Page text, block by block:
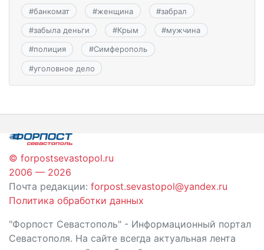
#банкомат #женщина #забрал
#забыла деньги #Крым #мужчина
#полиция #Симферополь
#уголовное дело
© forpostsevastopol.ru
2006 — 2026
Почта редакции: forpost.sevastopol@yandex.ru
Политика обработки данных
"Форпост Севастополь" - Информационный портал
Севастополя. На сайте всегда актуальная лента